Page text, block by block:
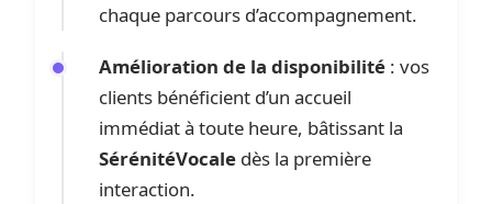
chaque parcours d’accompagnement.
Amélioration de la disponibilité : vos
clients bénéficient d’un accueil
immédiat à toute heure, bâtissant la
SérénitéVocale dès la première
interaction.